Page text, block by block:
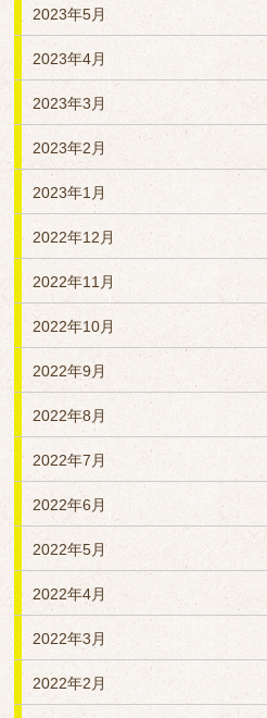
2023年5月
2023年4月
2023年3月
2023年2月
2023年1月
2022年12月
2022年11月
2022年10月
2022年9月
2022年8月
2022年7月
2022年6月
2022年5月
2022年4月
2022年3月
2022年2月